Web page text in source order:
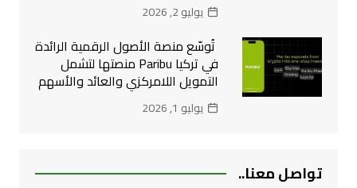
يوليو 2, 2026
تُوسّع منصة الأصول الرقمية الرائدة
في تركيا Paribu منصتها لتشمل
التمويل اللامركزي والعائد والأسهم
يوليو 1, 2026
تواصل معنا..